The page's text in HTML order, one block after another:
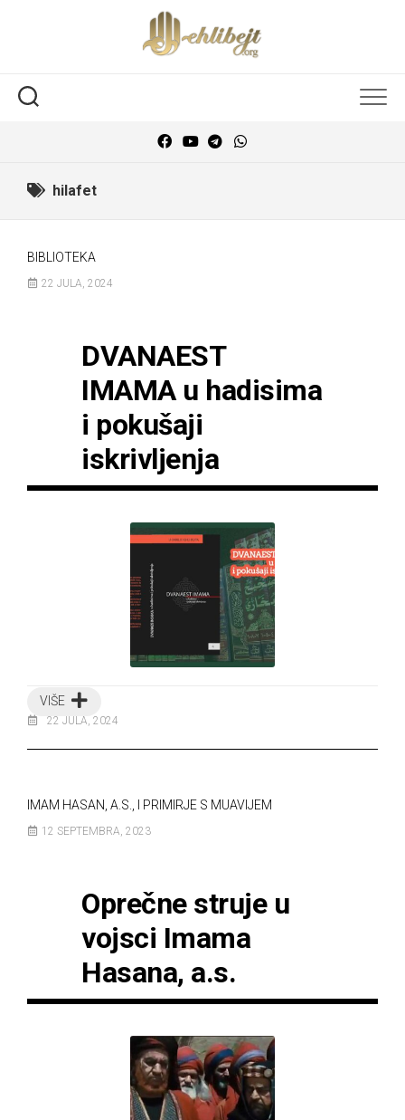
hilafet
BIBLIOTEKA
22 JULA, 2024
DVANAEST
IMAMA u hadisima
i pokušaji
iskrivljenja
VIŠE
22 JULA, 2024
IMAM HASAN, A.S., I PRIMIRJE S MUAVIJEM
12 SEPTEMBRA, 2023
Oprečne struje u
vojsci Imama
Hasana, a.s.